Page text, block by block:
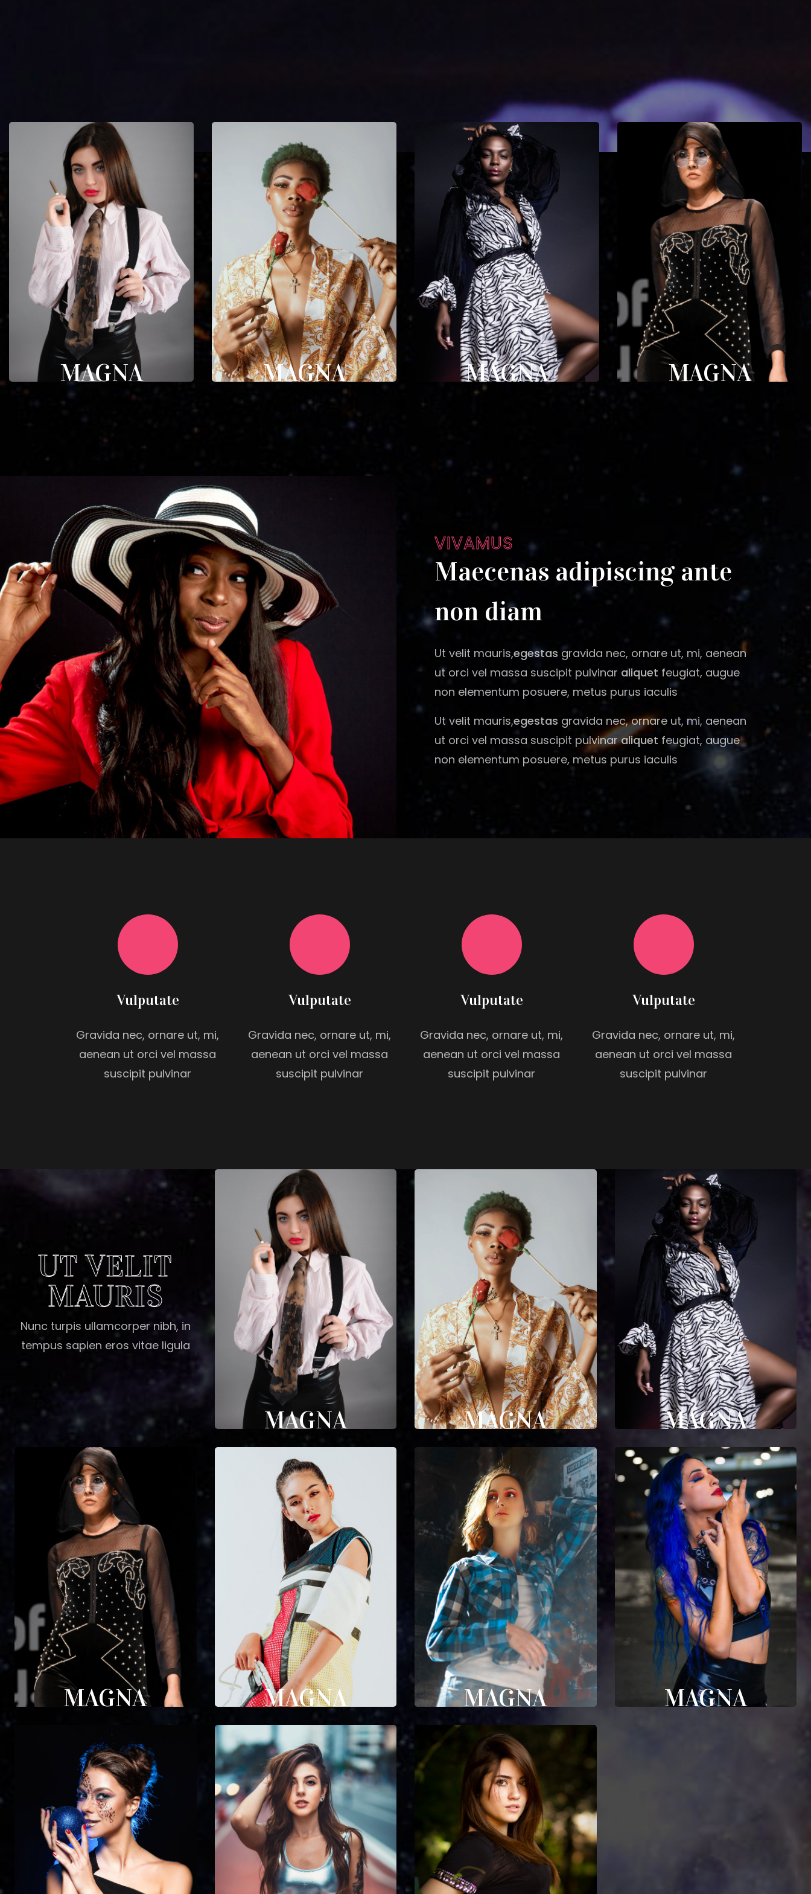
MAGNA MAGNA MAGNA MAGNA
VIVAMUS
Maecenas adipiscing ante
non diam
Ut velit mauris,egestas gravida nec, ornare ut, mi, aenean
ut orci vel massa suscipit pulvinar aliquet feugiat, augue
non elementum posuere, metus purus iaculis
Ut velit mauris,egestas gravida nec, ornare ut, mi, aenean
ut orci vel massa suscipit pulvinaraliquet feugiat, augue
non elementum posuere, metus purus iaculis
Vulputate
Gravida nec, ornare ut, mi,
aenean ut orci vel massa
suscipit pulvinar
Vulputate
Gravida nec, ornare ut, mi,
aenean ut orci vel massa
suscipit pulvinar
Vulputate
Gravida nec, ornare ut, mi,
aenean ut orci vel massa
suscipit pulvinar
Vulputate
Gravida nec, ornare ut, mi,
aenean ut orci vel massa
suscipit pulvinar
UT VELIT
MAURIS
Nunc turpis ullamcorper nibh, in
tempus sapien eros vitae ligula
MAGNA MAGNA MAGNA
MAGNA MAGNA MAGNA MAGNA